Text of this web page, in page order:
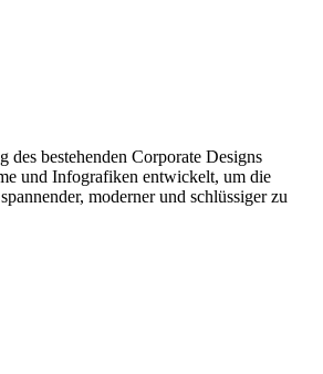
des bestehenden Corporate Designs
und Infografiken entwickelt, um die
moderner und schlüssiger zu